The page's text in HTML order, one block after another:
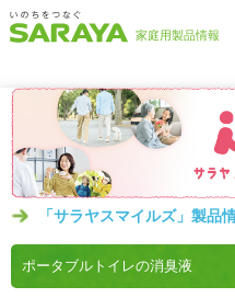
「サラヤスマイルズ」製品
ポータブルトイレの消臭液